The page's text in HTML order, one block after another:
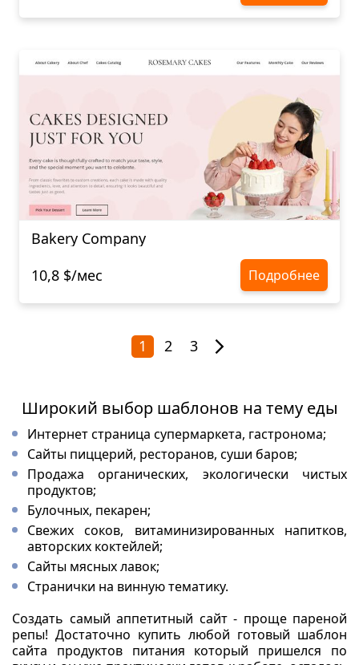
Bakery Company
10,8 $/мес
Подробнее
1 2 3
Широкий выбор шаблонов на тему еды
Интернет страница супермаркета, гастронома;
Сайты пиццерий, ресторанов, суши баров;
Продажа органических, экологически чистых
продуктов;
Булочных, пекарен;
Свежих соков, витаминизированных напитков,
авторских коктейлей;
Сайты мясных лавок;
Странички на винную тематику.
Создать самый аппетитный сайт - проще пареной
репы! Достаточно купить любой готовый шаблон
сайта продуктов питания который пришелся по